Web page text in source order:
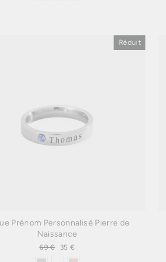
Réduit
Prénom Personnalisé Pierre de
Naissance
Prix
régulier
69 €
Prix
réduit
35 €